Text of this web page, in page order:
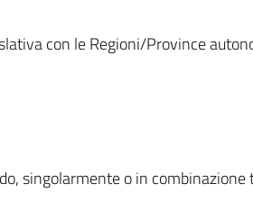
con le Regioni/Province
singolarmente o in